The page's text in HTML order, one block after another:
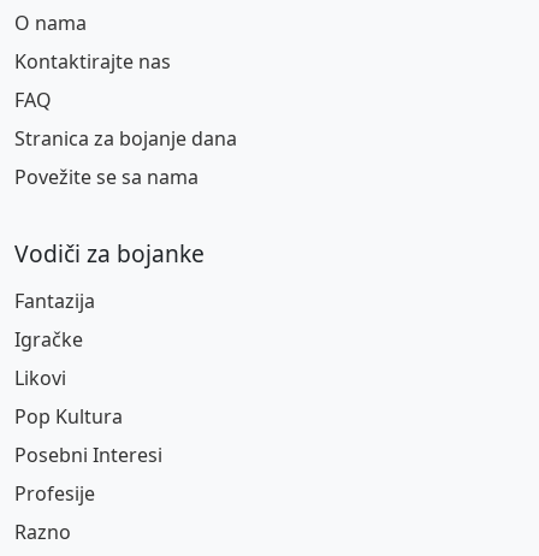
O nama
Kontaktirajte nas
FAQ
Stranica za bojanje dana
Povežite se sa nama
Vodiči za bojanke
Fantazija
Igračke
Likovi
Pop Kultura
Posebni Interesi
Profesije
Razno